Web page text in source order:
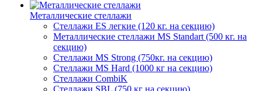
Металлические стеллажи
Стеллажи ES легкие (120 кг. на секцию)
Металлические стеллажи MS Standart (500 кг. на
секцию)
Стеллажи MS Strong (750кг. на секцию)
Стеллажи MS Hard (1000 кг на секцию)
Стеллажи CombiK
Стеллажи SBL (750 кг на секцию)